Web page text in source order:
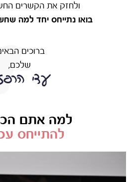
ולחזק את הקשרים
בואו נתייחס יחד למה
ברוכים
שלכם,
למה אתם
להתייחס